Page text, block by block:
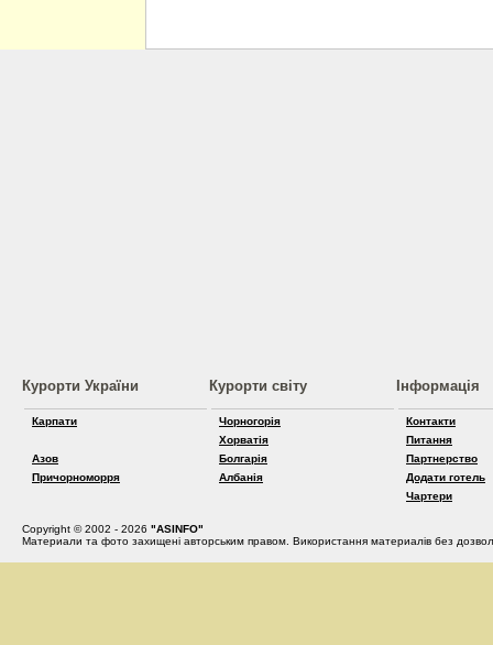
Курорти України
Карпати
Азов
Причорноморря
Курорти світу
Чорногорія
Хорватія
Болгарія
Албанія
Інформація
Контакти
Питання
Партнерство
Додати готель
Чартери
Copyright © 2002 - 2026 "ASINFO"
Материали та фото захищені авторським правом. Використання материалів без